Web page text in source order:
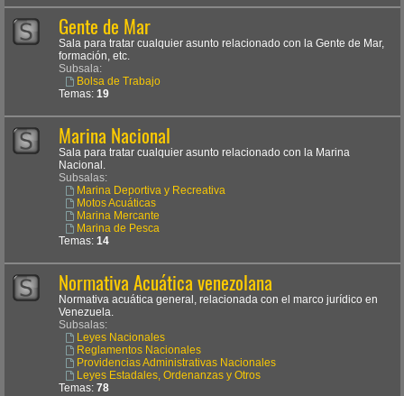
Gente de Mar
Sala para tratar cualquier asunto relacionado con la Gente de Mar,
formación, etc.
Subsala:
Bolsa de Trabajo
Temas: 19
Marina Nacional
Sala para tratar cualquier asunto relacionado con la Marina
Nacional.
Subsalas:
Marina Deportiva y Recreativa
Motos Acuáticas
Marina Mercante
Marina de Pesca
Temas: 14
Normativa Acuática venezolana
Normativa acuática general, relacionada con el marco jurídico en
Venezuela.
Subsalas:
Leyes Nacionales
Reglamentos Nacionales
Providencias Administrativas Nacionales
Leyes Estadales, Ordenanzas y Otros
Temas: 78